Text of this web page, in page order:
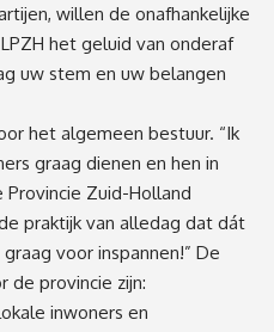
willen de onafhankelijke
het geluid van onderaf
uw stem en uw belangen
het algemeen bestuur. “Ik
graag dienen en hen in
Zuid-Holland
praktijk van alledag dat dát
voor inspannen!” De
de provincie zijn:
inwoners en